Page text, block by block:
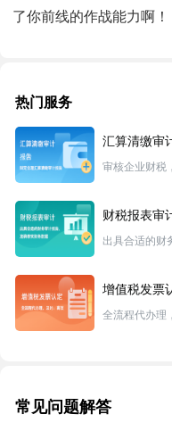
了你前线的作战能力啊！
热门服务
汇算清缴审
审核企业财税
财税报表审
出具合适的财
增值税发票
全流程代办理
常见问题解答